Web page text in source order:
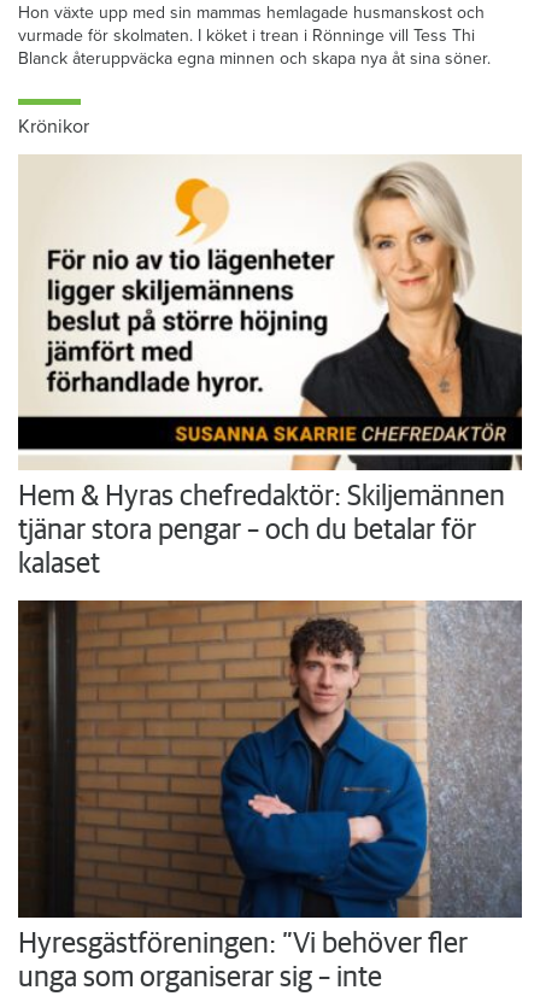
Hon växte upp med sin mammas hemlagade husmanskost och
vurmade för skolmaten. I köket i trean i Rönninge vill Tess Thi
Blanck återuppväcka egna minnen och skapa nya åt sina söner.
Krönikor
Hem & Hyras chefredaktör: Skiljemännen
tjänar stora pengar – och du betalar för
kalaset
Hyresgästföreningen: ”Vi behöver fler
unga som organiserar sig – inte